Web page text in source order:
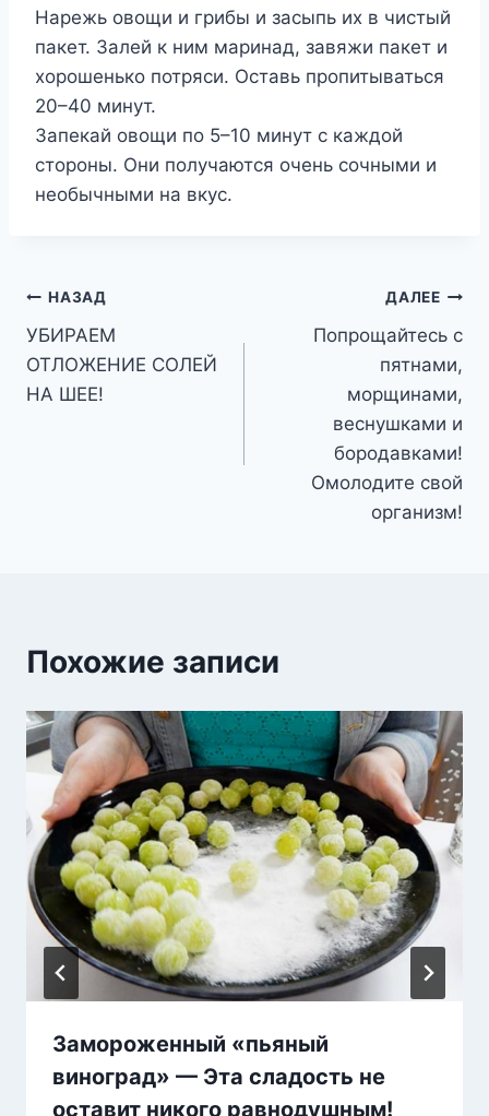
Нарежь овощи и грибы и засыпь их в чистый
пакет. Залей к ним маринад, завяжи пакет и
хорошенько потряси. Оставь пропитываться
20–40 минут.
Запекай овощи по 5–10 минут с каждой
стороны. Они получаются очень сочными и
необычными на вкус.
Навигация
по
записям
НАЗАД
УБИРАЕМ
ОТЛОЖЕНИЕ СОЛЕЙ
НА ШЕЕ!
ДАЛЕЕ
Попрощайтесь с
пятнами,
морщинами,
веснушками и
бородавками!
Омолодите свой
организм!
Похожие записи
Замороженный «пьяный
виноград» — Эта сладость не
оставит никого равнодушным!